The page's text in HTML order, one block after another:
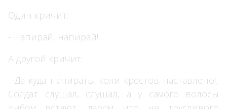
Один кричит:
- Напирай, напирай!
А другой кричит:
- Да куда напирать, коли крестов наставлено!..
Солдат слушал, слушал, а у самого волосы